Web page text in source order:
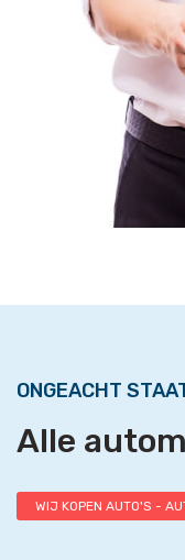
ONGEACHT
Alle
WIJ KOPEN AUTO'S -